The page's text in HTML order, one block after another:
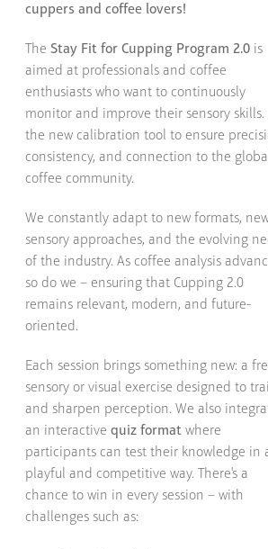
cuppers and coffee lovers!
The Stay Fit for Cupping Program 2.0 is
aimed at professionals and coffee
enthusiasts who want to continuously
monitor and improve their sensory skills.
the new calibration tool to ensure
consistency, and connection to the
coffee community.
We constantly adapt to new formats,
sensory approaches, and the evolving
of the industry. As coffee analysis
so do we – ensuring that Cupping 2.0
remains relevant, modern, and future-
oriented.
Each session brings something new: a
sensory or visual exercise designed to
and sharpen perception. We also
an interactivequiz format where
participants can test their knowledge in
playful and competitive way. There's a
chance to win in every session – with
challenges such as: